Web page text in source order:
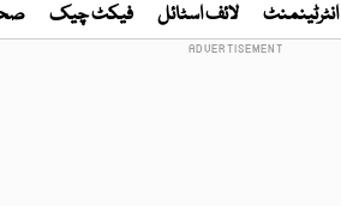
انٹرٹینمنٹ لائف اسٹائل فیکٹ چیک